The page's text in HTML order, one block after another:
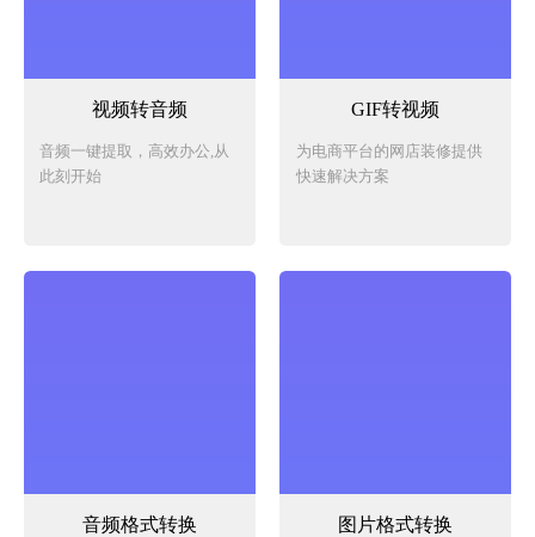
视频转音频
音频一键提取，高效办公,从
此刻开始
GIF转视频
为电商平台的网店装修提供
快速解决方案
音频格式转换 图片格式转换